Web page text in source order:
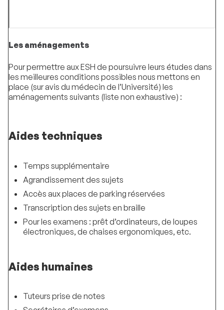
Les aménagements
Pour permettre aux ESH de poursuivre leurs études dans
les meilleures conditions possibles nous mettons en
place (sur avis du médecin de l’Université) les
aménagements suivants (liste non exhaustive) :
Aides techniques
Temps supplémentaire
Agrandissement des sujets
Accès aux places de parking réservées
Transcription des sujets en braille
Pour les examens : prêt d’ordinateurs, de loupes
électroniques, de chaises ergonomiques, etc.
Aides humaines
Tuteurs prise de notes